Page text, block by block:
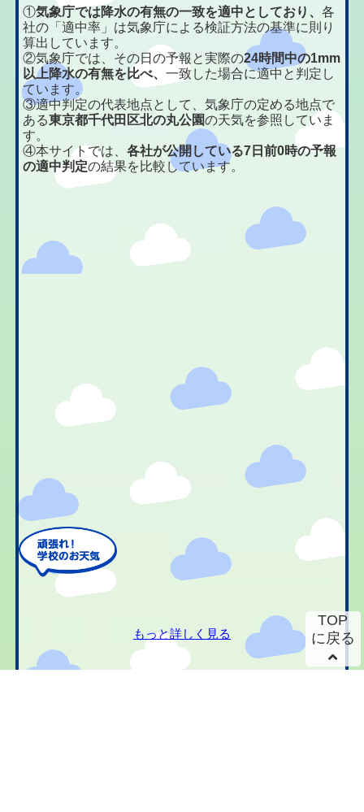
①気象庁では降水の有無の一致を適中としており、各
社の「適中率」は気象庁による検証方法の基準に則り
算出しています。
②気象庁では、その日の予報と実際の24時間中の1mm
以上降水の有無を比べ、一致した場合に適中と判定し
ています。
③適中判定の代表地点として、気象庁の定める地点で
ある東京都千代田区北の丸公園の天気を参照していま
す。
④本サイトでは、各社が公開している7日前0時の予報
の適中判定の結果を比較しています。
もっと詳しく見る
TOP
に戻る